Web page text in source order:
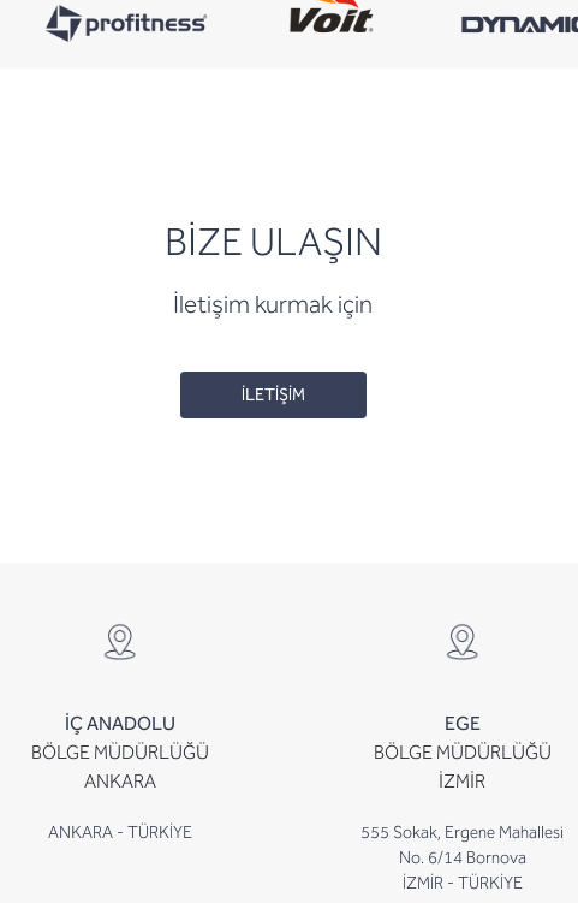
BİZE ULAŞIN
İletişim kurmak için
İLETİŞİM
İÇ ANADOLU
BÖLGE MÜDÜRLÜĞÜ
ANKARA
ANKARA - TÜRKİYE
EGE
BÖLGE MÜDÜRLÜĞÜ
İZMİR
555 Sokak, Ergene Mahallesi
No. 6/14 Bornova
İZMİR - TÜRKİYE